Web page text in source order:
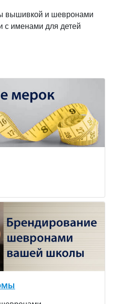
вышивкой и шевронами
с именами для детей